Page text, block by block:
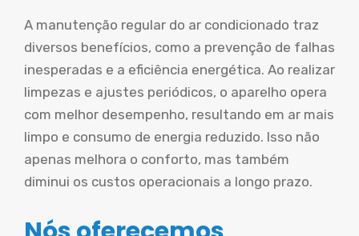
A manutenção regular do ar condicionado traz
diversos benefícios, como a prevenção de falhas
inesperadas e a eficiência energética. Ao realizar
limpezas e ajustes periódicos, o aparelho opera
com melhor desempenho, resultando em ar mais
limpo e consumo de energia reduzido. Isso não
apenas melhora o conforto, mas também
diminui os custos operacionais a longo prazo.